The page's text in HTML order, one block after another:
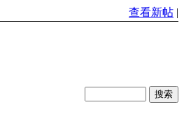
查看新帖 |